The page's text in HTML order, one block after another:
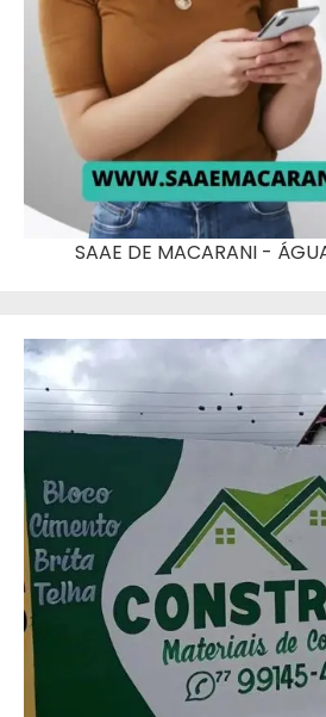
SAAE DE MACARANI -